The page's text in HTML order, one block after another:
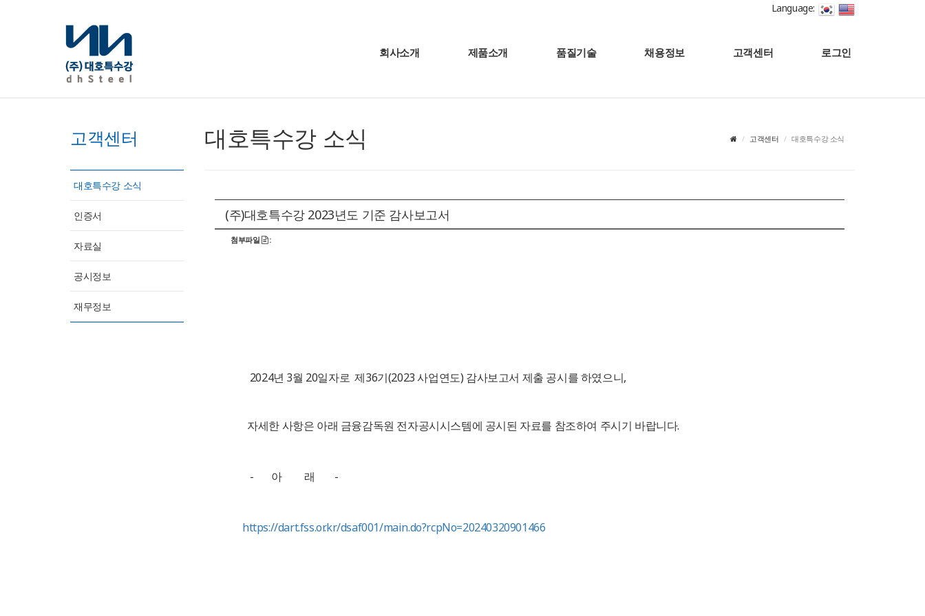
Language:
회사소개 제품소개 품질기술 채용정보 고객센터 로그인
고객센터
대호특수강 소식
인증서
자료실
공시정보
재무정보
고객센터 대호특수강 소식
대호특수강 소식
(주)대호특수강 2023년도 기준 감사보고서
첨부파일 :
2024년 3월 20일자로 제36기(2023 사업연도) 감사보고서 제출 공시를 하였으니,​
자세한 사항은 아래 금융감독원 전자공시시스템에 공시된 자료를 참조하여 주시기 바랍니다.
- 아 래 -
https://dart.fss.or.kr/dsaf001/main.do?rcpNo=20240320901466